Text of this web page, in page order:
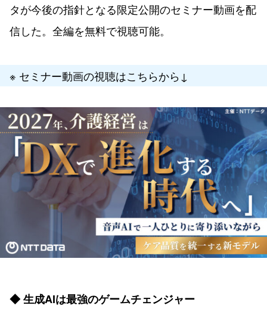
タが今後の指針となる限定公開のセミナー動画を配
信した。全編を無料で視聴可能。
※ セミナー動画の視聴はこちらから↓
◆ 生成AIは最強のゲームチェンジャー